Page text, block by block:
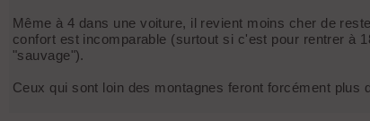
Même à 4 dans une voiture, il revient moins cher de
confort est incomparable (surtout si c'est pour rentrer à
"sauvage").
Ceux qui sont loin des montagnes feront forcément